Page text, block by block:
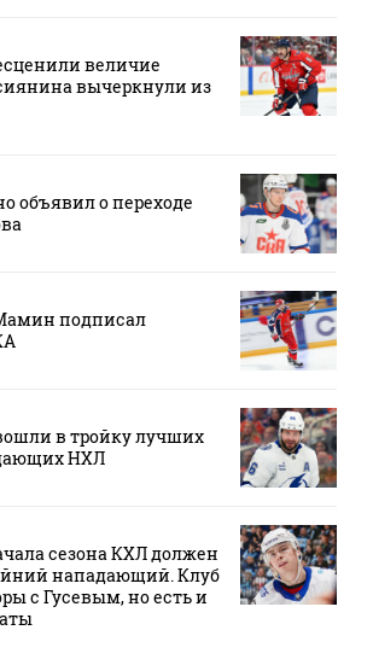
величие
вычеркнули из
объявил о переходе
подписал
в тройку лучших
НХЛ
сезона КХЛ должен
нападающий. Клуб
с Гусевым, но есть и